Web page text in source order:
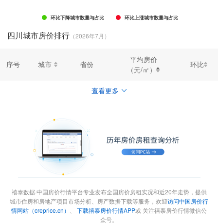
环比下降城市数量与占比 环比上涨城市数量与占比
四川城市房价排行 （2026年7月）
序号 城市 省份
平均房价
（元/㎡）
环比
查看更多
禧泰数据·中国房价行情平台专业发布全国房价房租实况和近20年走势，提供
城市住房和房地产项目市场分析、房产数据下载等服务，欢迎访问中国房价行
情网站（creprice.cn）
下载禧泰房价行情APP或 关注禧泰房价行情微信公
众号。